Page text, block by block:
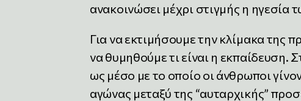
ανακοινώσει μέχρι στιγμής η ηγεσία
Για να εκτιμήσουμε την κλίμακα της
να θυμηθούμε τι είναι η εκπαίδευση.
ως μέσο με το οποίο οι άνθρωποι
αγώνας μεταξύ της “αυταρχικής”